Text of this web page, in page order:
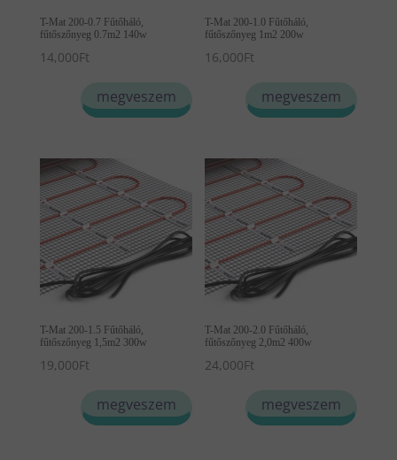
T-Mat 200-0.7 Fűtőháló,
fűtőszőnyeg 0.7m2 140w
14,000Ft
megveszem
T-Mat 200-1.0 Fűtőháló,
fűtőszőnyeg 1m2 200w
16,000Ft
megveszem
T-Mat 200-1.5 Fűtőháló,
fűtőszőnyeg 1,5m2 300w
19,000Ft
megveszem
T-Mat 200-2.0 Fűtőháló,
fűtőszőnyeg 2,0m2 400w
24,000Ft
megveszem